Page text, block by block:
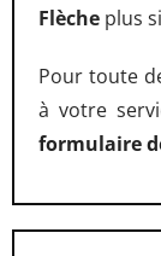
Flèche plus
Pour toute
à votre
formulaire